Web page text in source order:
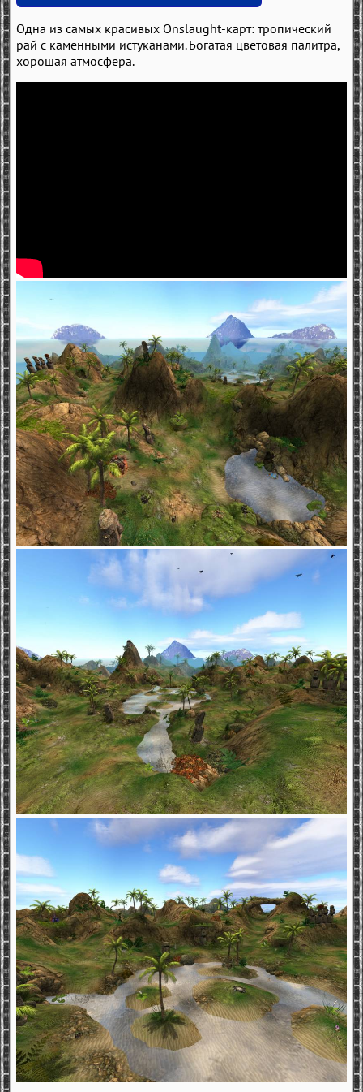
Одна из самых красивых Onslaught-карт: тропический
рай с каменными истуканами. Богатая цветовая палитра,
хорошая атмосфера.